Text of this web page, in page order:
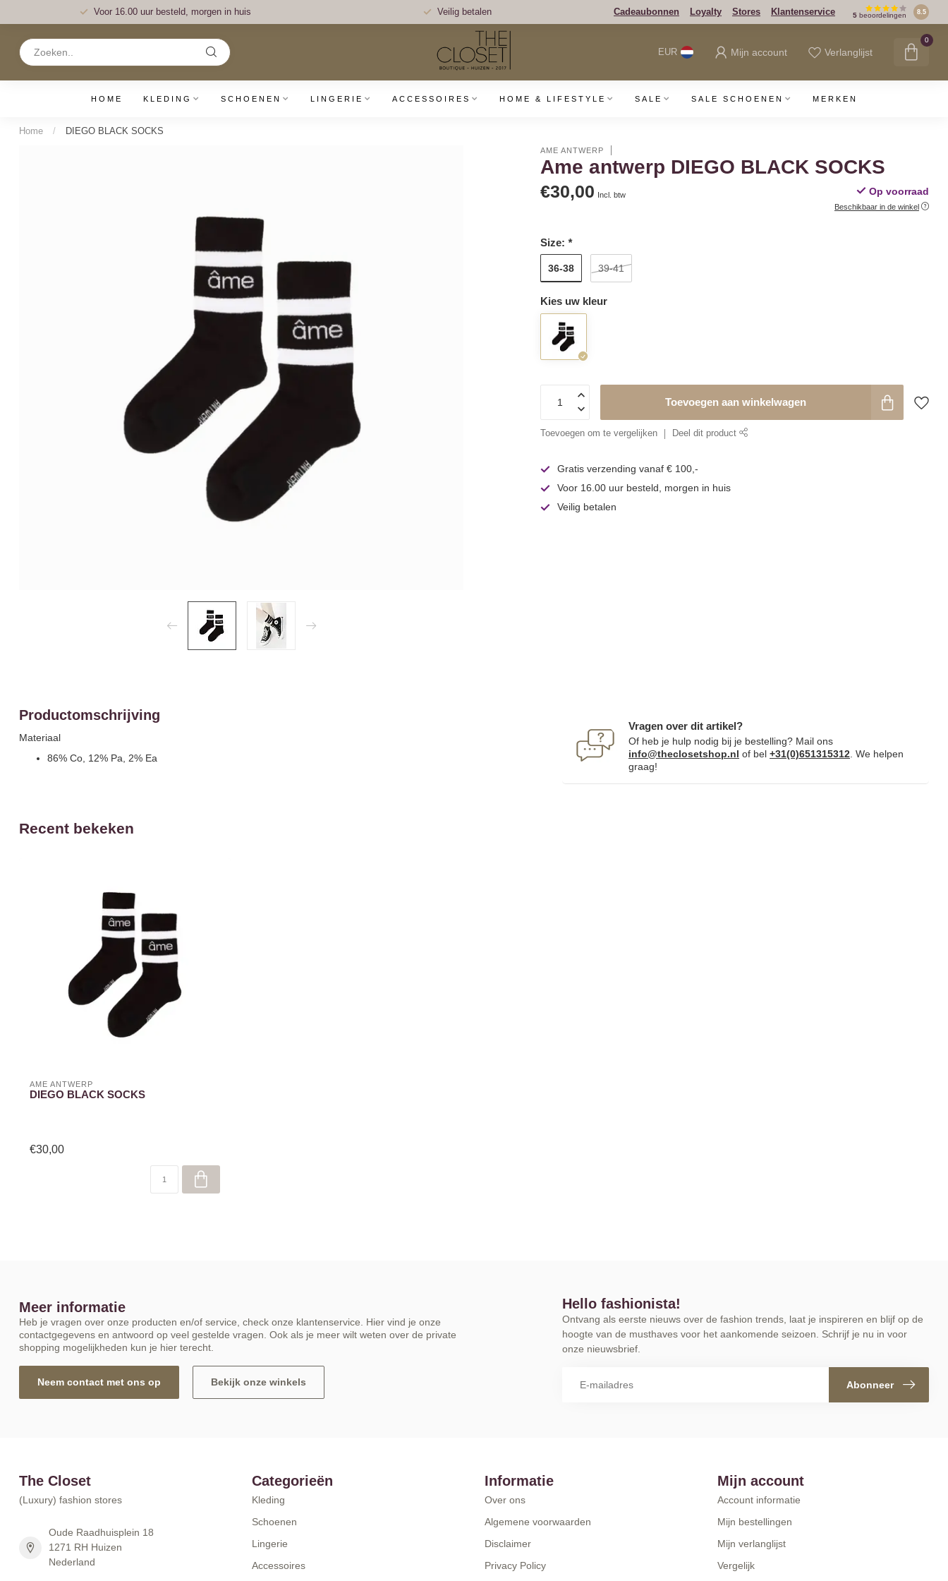
Voor 16.00 uur besteld, morgen in huis Veilig betalen Cadeaubonnen Loyalty Stores Klantenservice 5 beoordelingen 8.5
EUR Mijn account Verlanglijst
0
HOME KLEDING SCHOENEN LINGERIE ACCESSOIRES HOME & LIFESTYLE SALE SALE SCHOENEN MERKEN
Home / DIEGO BLACK SOCKS
AME ANTWERP
Ame antwerp DIEGO BLACK SOCKS
€30,00 Incl. btw Op voorraad
Beschikbaar in de winkel
Size:*
36-38 39-41
Kies uw kleur
Toevoegen aan winkelwagen
Toevoegen om te vergelijken Deel dit product
Gratis verzending vanaf € 100,-
Voor 16.00 uur besteld, morgen in huis
Veilig betalen
Productomschrijving
Materiaal
86% Co, 12% Pa, 2% Ea
Vragen over dit artikel?
Of heb je hulp nodig bij je bestelling? Mail ons
info@theclosetshop.nl of bel +31(0)651315312 . We helpen
graag!
Recent bekeken
AME ANTWERP
DIEGO BLACK SOCKS
€30,00
Meer informatie
Heb je vragen over onze producten en/of service, check onze klantenservice. Hier vind je onze
contactgegevens en antwoord op veel gestelde vragen. Ook als je meer wilt weten over de private
shopping mogelijkheden kun je hier terecht.
Neem contact met ons op Bekijk onze winkels
Hello fashionista!
Ontvang als eerste nieuws over de fashion trends, laat je inspireren en blijf op de
hoogte van de musthaves voor het aankomende seizoen. Schrijf je nu in voor
onze nieuwsbrief.
Abonneer
The Closet
(Luxury) fashion stores
Oude Raadhuisplein 18
1271 RH Huizen
Nederland
Categorieën
Kleding
Schoenen
Lingerie
Accessoires
Informatie
Over ons
Algemene voorwaarden
Disclaimer
Privacy Policy
Mijn account
Account informatie
Mijn bestellingen
Mijn verlanglijst
Vergelijk